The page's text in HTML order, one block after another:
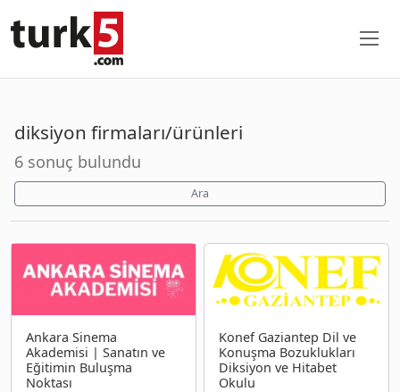
diksiyon firmaları/ürünleri
6 sonuç bulundu
Ara
Ankara Sinema
Akademisi | Sanatın ve
Eğitimin Buluşma
Noktası
Konef Gaziantep Dil ve
Konuşma Bozuklukları
Diksiyon ve Hitabet
Okulu